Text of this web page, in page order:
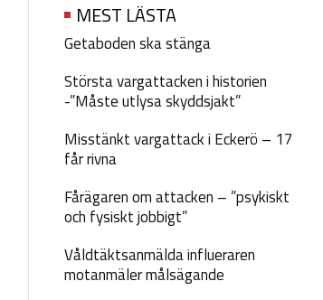
MEST LÄSTA
Getaboden ska stänga
Största vargattacken i historien
-”Måste utlysa skyddsjakt”
Misstänkt vargattack i Eckerö – 17
får rivna
Fårägaren om attacken – ”psykiskt
och fysiskt jobbigt”
Våldtäktsanmälda influeraren
motanmäler målsägande